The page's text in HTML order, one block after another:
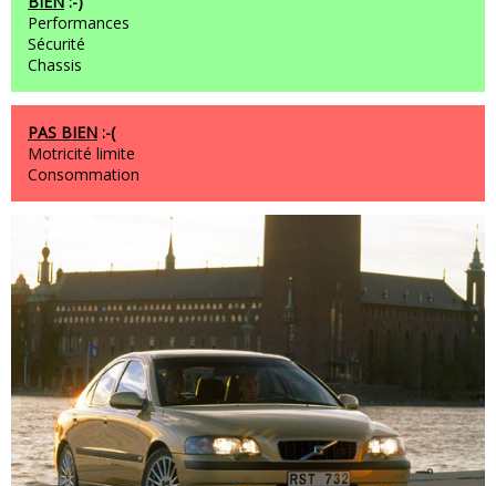
Performances
Sécurité
Chassis
PAS BIEN :-(
Motricité limite
Consommation